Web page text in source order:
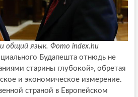
общий язык. Фото index.hu
Будапешта отнюдь не
старины глубокой», обретая
и экономическое измерение.
страной в Европейском